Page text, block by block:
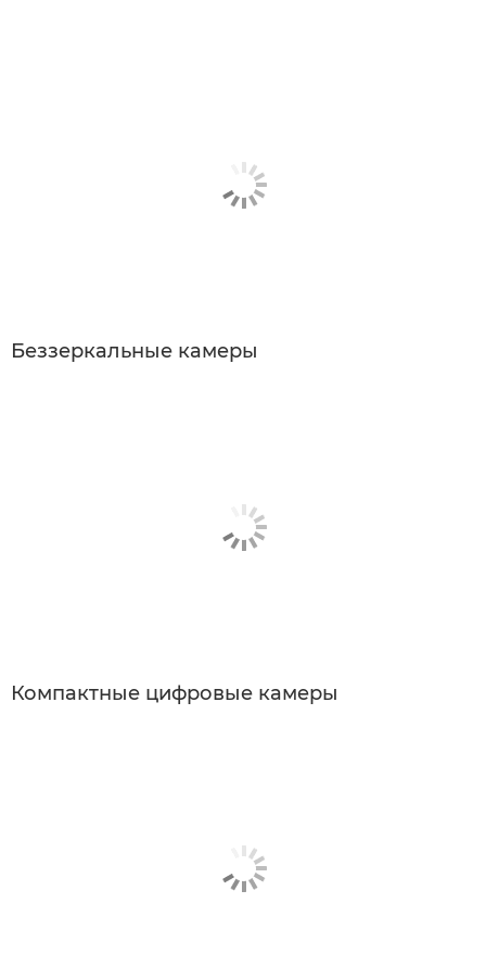
Беззеркальные камеры
Компактные цифровые камеры